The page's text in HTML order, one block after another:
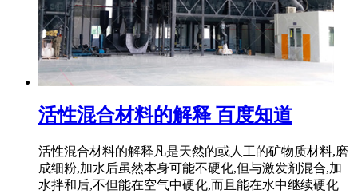
活性混合材料的解释 百度知道
活性混合材料的解释凡是天然的或人工的矿物质材料,磨
成细粉,加水后虽然本身可能不硬化,但与激发剂混合,加
水拌和后,不但能在空气中硬化,而且能在水中继续硬化